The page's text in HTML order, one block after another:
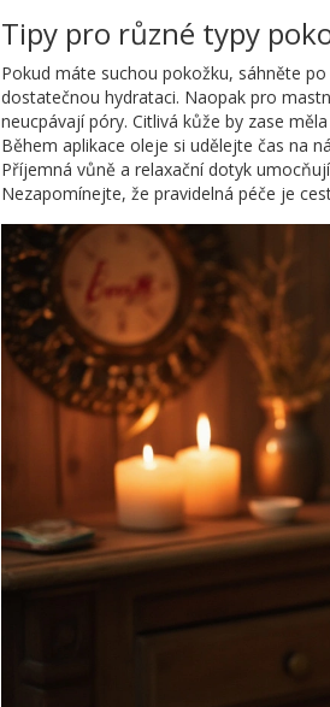
Tipy pro různé typy
Pokud máte suchou pokožku, sáhněte
dostatečnou hydrataci. Naopak pro
neucpávají póry. Citlivá kůže by zase
Během aplikace oleje si udělejte čas na
Příjemná vůně a relaxační dotyk
Nezapomínejte, že pravidelná péče je